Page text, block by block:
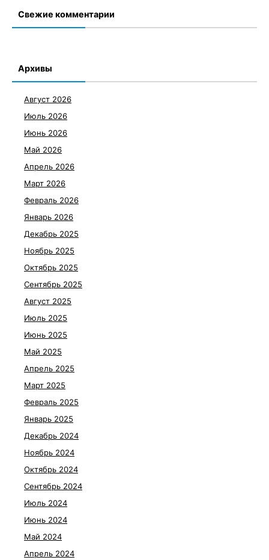
Свежие комментарии
Архивы
Август 2026
Июль 2026
Июнь 2026
Май 2026
Апрель 2026
Март 2026
Февраль 2026
Январь 2026
Декабрь 2025
Ноябрь 2025
Октябрь 2025
Сентябрь 2025
Август 2025
Июль 2025
Июнь 2025
Май 2025
Апрель 2025
Март 2025
Февраль 2025
Январь 2025
Декабрь 2024
Ноябрь 2024
Октябрь 2024
Сентябрь 2024
Июль 2024
Июнь 2024
Май 2024
Апрель 2024